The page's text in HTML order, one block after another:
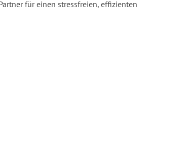
für einen stressfreien, effizienten